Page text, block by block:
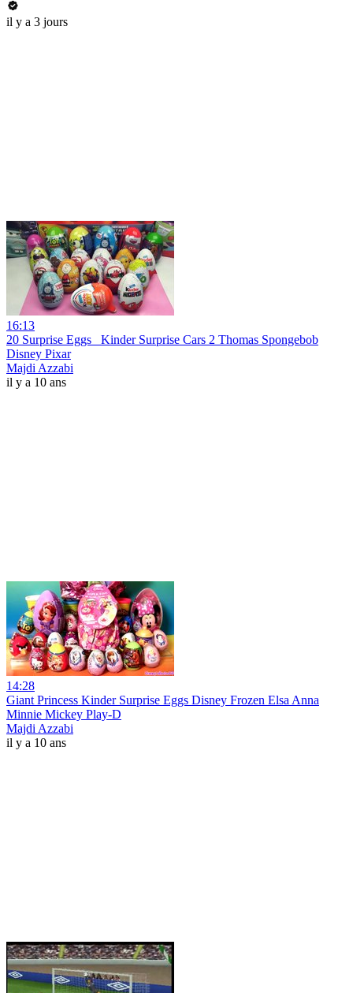
il y a 3 jours
16:13
20 Surprise Eggs_ Kinder Surprise Cars 2 Thomas Spongebob
Disney Pixar
Majdi Azzabi
il y a 10 ans
14:28
Giant Princess Kinder Surprise Eggs Disney Frozen Elsa Anna
Minnie Mickey Play-D
Majdi Azzabi
il y a 10 ans